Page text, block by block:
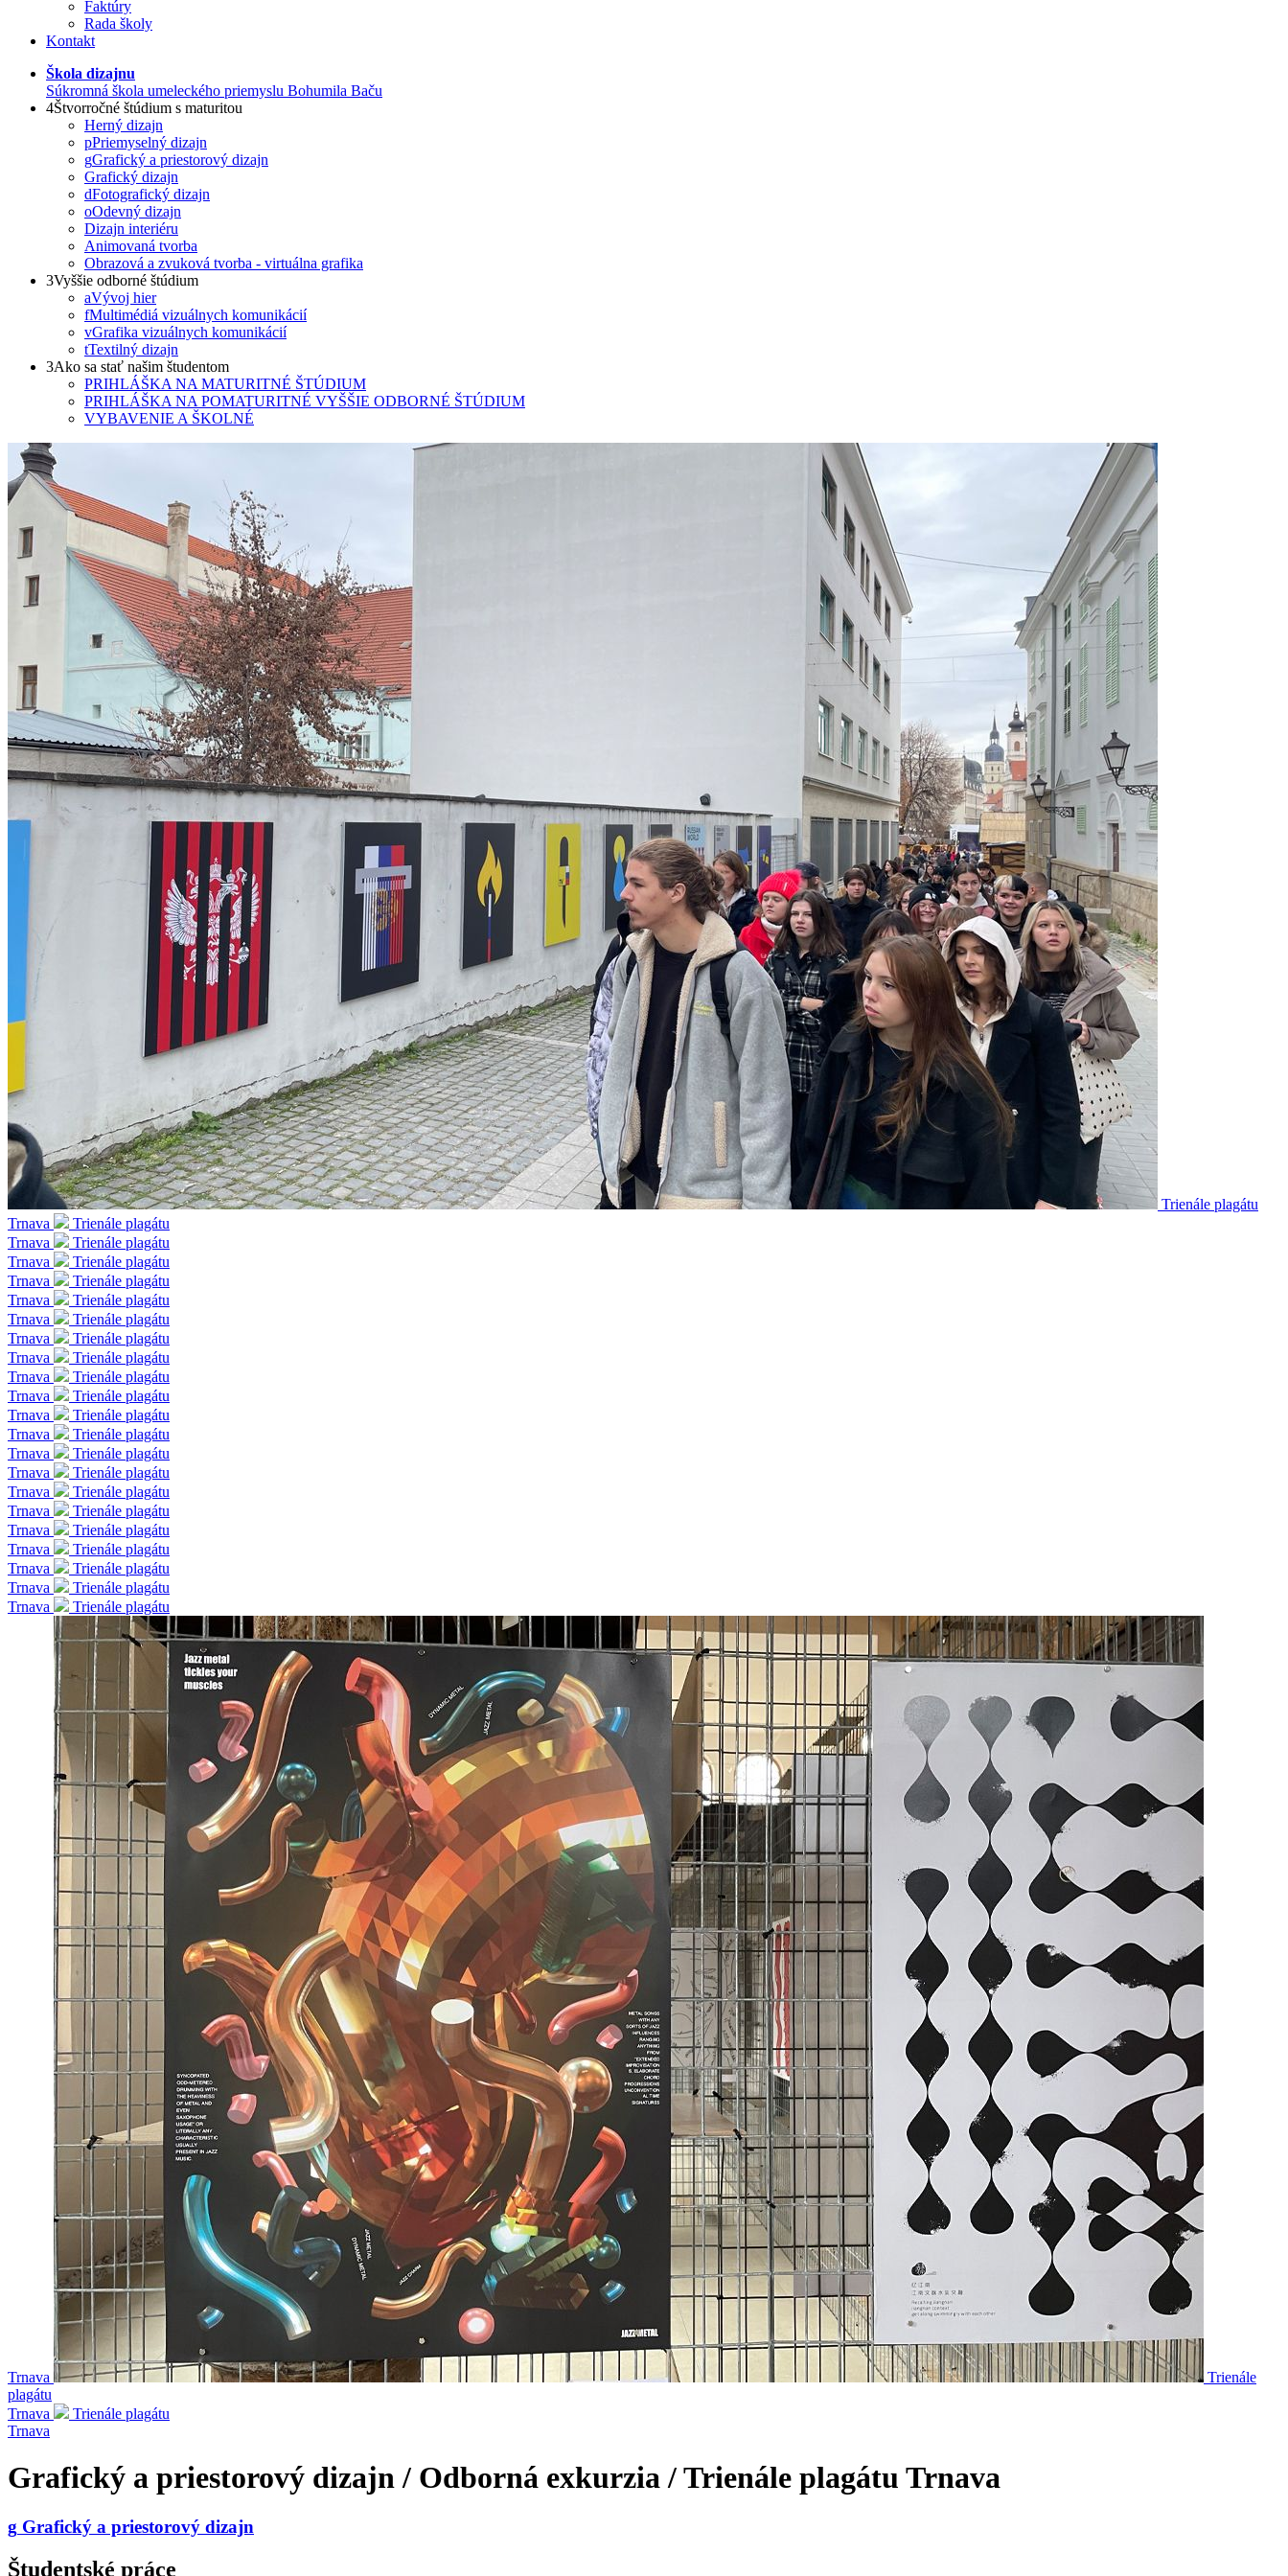
Faktúry
Rada školy
Kontakt
Škola dizajnu
Súkromná škola umeleckého priemyslu Bohumila Baču
4Štvorročné štúdium s maturitou
Herný dizajn
pPriemyselný dizajn
gGrafický a priestorový dizajn
Grafický dizajn
dFotografický dizajn
oOdevný dizajn
Dizajn interiéru
Animovaná tvorba
Obrazová a zvuková tvorba - virtuálna grafika
3Vyššie odborné štúdium
aVývoj hier
fMultimédiá vizuálnych komunikácií
vGrafika vizuálnych komunikácií
tTextilný dizajn
3Ako sa stať našim študentom
PRIHLÁŠKA NA MATURITNÉ ŠTÚDIUM
PRIHLÁŠKA NA POMATURITNÉ VYŠŠIE ODBORNÉ ŠTÚDIUM
VYBAVENIE A ŠKOLNÉ
Trienále plagátu
Trnava
Trienále plagátu
Trnava
Trienále plagátu
Trnava
Trienále plagátu
Trnava
Trienále plagátu
Trnava
Trienále plagátu
Trnava
Trienále plagátu
Trnava
Trienále plagátu
Trnava
Trienále plagátu
Trnava
Trienále plagátu
Trnava
Trienále plagátu
Trnava
Trienále plagátu
Trnava
Trienále plagátu
Trnava
Trienále plagátu
Trnava
Trienále plagátu
Trnava
Trienále plagátu
Trnava
Trienále plagátu
Trnava
Trienále plagátu
Trnava
Trienále plagátu
Trnava
Trienále plagátu
Trnava
Trienále plagátu
Trnava
Trienále plagátu
Trnava
Trienále
plagátu
Trnava
Trienále plagátu
Trnava
Grafický a priestorový dizajn / Odborná exkurzia / Trienále plagátu Trnava
g Grafický a priestorový dizajn
Študentské práce